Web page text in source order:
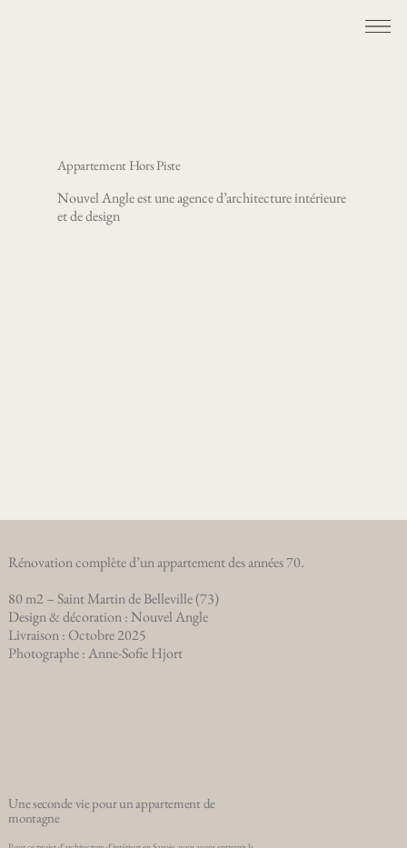
Nouvel Angle est une agence d’architecture intérieure
et de design
Appartement Hors Piste
Rénovation complète d’un appartement des années 70.
80 m2 – Saint Martin de Belleville (73)
Design & décoration : Nouvel Angle
Livraison : Octobre 2025
Photographe : Anne-Sofie Hjort
Une seconde vie pour un appartement de
montagne